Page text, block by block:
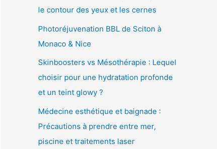
le contour des yeux et les cernes
Photoréjuvenation BBL de Sciton à
Monaco & Nice
Skinboosters vs Mésothérapie : Lequel
choisir pour une hydratation profonde
et un teint glowy ?
Médecine esthétique et baignade :
Précautions à prendre entre mer,
piscine et traitements laser